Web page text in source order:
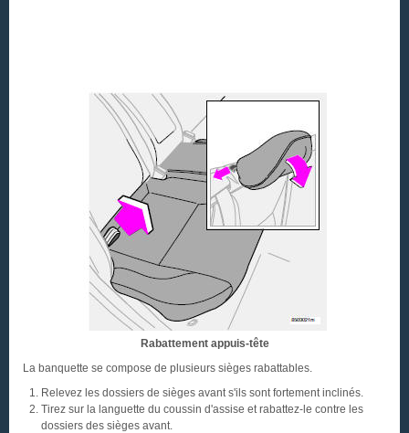
Rabattement appuis-tête
La banquette se compose de plusieurs sièges rabattables.
Relevez les dossiers de sièges avant s'ils sont fortement inclinés.
Tirez sur la languette du coussin d'assise et rabattez-le contre les
dossiers des sièges avant.